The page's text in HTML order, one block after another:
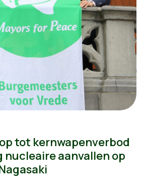
tot kernwapenverbod
nucleaire aanvallen op